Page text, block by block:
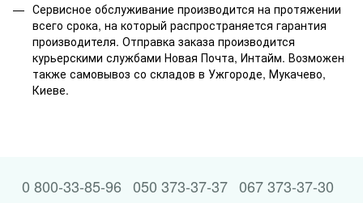
Сервисное обслуживание производится на протяжении
всего срока, на который распространяется гарантия
производителя. Отправка заказа производится
курьерскими службами Новая Почта, Интайм. Возможен
также самовывоз со складов в Ужгороде, Мукачево,
Киеве.
0 800-33-85-96 050 373-37-37 067 373-37-30